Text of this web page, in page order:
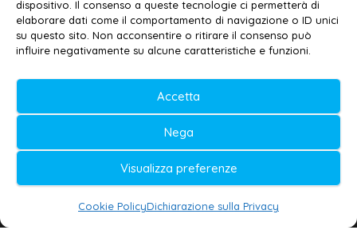
dispositivo. Il consenso a queste tecnologie ci permetterà di
elaborare dati come il comportamento di navigazione o ID unici
su questo sito. Non acconsentire o ritirare il consenso può
influire negativamente su alcune caratteristiche e funzioni.
Accetta
Nega
Visualizza preferenze
Cookie PolicyDichiarazione sulla Privacy
Privacy policy –Cookie policy
Testata iscritta al n. 11/2020 Registro della
Stampa Tribunale di Lecce
Editore e direttore responsabile:
Daniele G. Masciullo